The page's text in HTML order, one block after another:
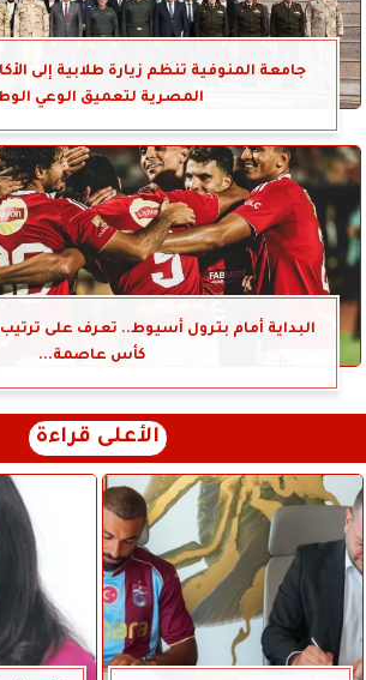
جامعة المنوفية تنظم زيارة طلابية إلى
المصرية لتعميق الوعي
البداية أمام بترول أسيوط.. تعرف على ترتيب
كأس عاصمة...
الأعلى قراءة